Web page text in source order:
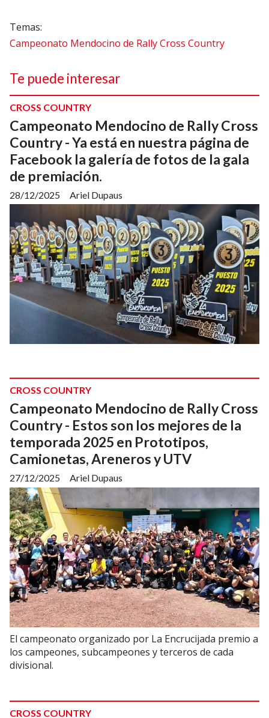
Campeonato Mendocino de Rally Cross Country
Te puede interesar
Campeonato Mendocino de Rally Cross
Country - Ya está en nuestra página de
Facebook la galería de fotos de la gala
de premiación.
Ariel Dupaus
CROSS COUNTRY
28/12/2025
Campeonato Mendocino de Rally Cross
Country - Estos son los mejores de la
temporada 2025 en Prototipos,
Camionetas, Areneros y UTV
Ariel Dupaus
CROSS COUNTRY
27/12/2025
El campeonato organizado por La Encrucijada premio a
los campeones, subcampeones y terceros de cada
divisional.
CROSS COUNTRY